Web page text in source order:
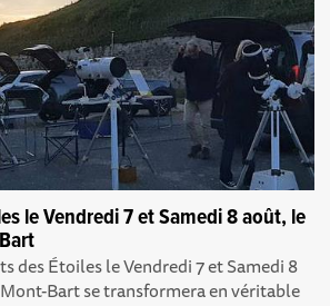
le Vendredi 7 et Samedi 8 août, le
des Étoiles le Vendredi 7 et Samedi 8
Bart se transformera en véritable